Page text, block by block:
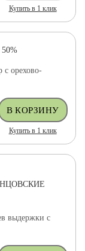
Купить в 1 клик
орехово-
Купить в 1 клик
выдержки с